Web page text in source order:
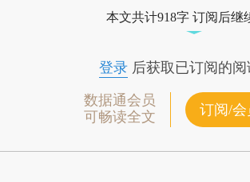
本文共计918字 订阅后继
登录后获取已订阅的阅
数据通会员
可畅读全文
订阅/会